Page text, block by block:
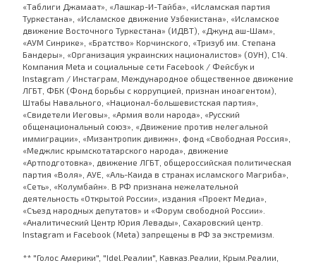
«Таблиги Джамаат», «Лашкар-И-Тайба», «Исламская партия
Туркестана», «Исламское движение Узбекистана», «Исламское
движение Восточного Туркестана» (ИДВТ), «Джунд аш-Шам»,
«АУМ Синрике», «Братство» Корчинского, «Тризуб им. Степана
Бандеры», «Организация украинских националистов» (ОУН), С14.
Компания Meta и социальные сети Facebook / Фейсбук и
Instagram / Инстаграм, Международное общественное движение
ЛГБТ, ФБК (Фонд борьбы с коррупцией, признан иноагентом),
Штабы Навального, «Национал-большевистская партия»,
«Свидетели Иеговы», «Армия воли народа», «Русский
общенациональный союз», «Движение против нелегальной
иммиграции», «Мизантропик дивижн», фонд «Свободная Россия»,
«Меджлис крымскотатарского народа», движение
«Артподготовка», движение ЛГБТ, общероссийская политическая
партия «Воля», АУЕ, «Аль-Каида в странах исламского Магриба»,
«Сеть», «Колумбайн». В РФ признана нежелательной
деятельность «Открытой России», издания «Проект Медиа»,
«Съезд народных депутатов» и «Форум свободной России».
«Аналитический Центр Юрия Левады», Сахаровский центр.
Instagram и Facebook (Metа) запрещены в РФ за экстремизм.
** "Голос Америки", "Idel.Реалии", Кавказ.Реалии, Крым.Реалии,